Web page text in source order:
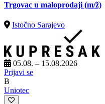
Trgovac u maloprodaji (m/ž)
Istočno Sarajevo
05.08. – 15.08.2026
Prijavi se
B
Uniotec